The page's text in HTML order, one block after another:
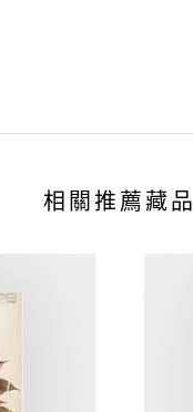
相關推薦藏品